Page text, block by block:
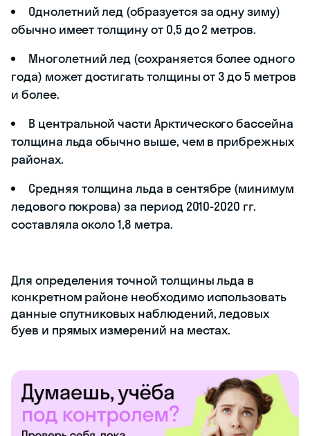
Однолетний лед (образуется за одну зиму)
обычно имеет толщину от 0,5 до 2 метров.
Многолетний лед (сохраняется более одного
года) может достигать толщины от 3 до 5 метров
и более.
В центральной части Арктического бассейна
толщина льда обычно выше, чем в прибрежных
районах.
Средняя толщина льда в сентябре (минимум
ледового покрова) за период 2010-2020 гг.
составляла около 1,8 метра.
Для определения точной толщины льда в
конкретном районе необходимо использовать
данные спутниковых наблюдений, ледовых
буев и прямых измерений на местах.